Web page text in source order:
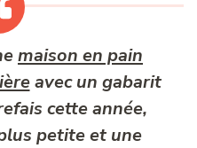
maison en pain
avec un gabarit
cette année,
petite et une